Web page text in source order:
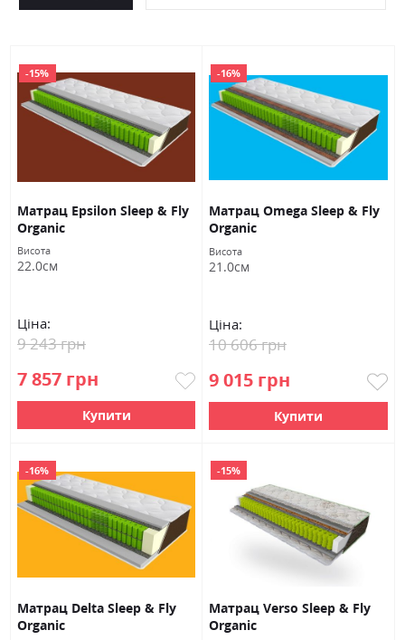
-15%
Матрац Epsilon Sleep & Fly
Organic
Висота
22.0см
Ціна:
7 857 грн
9 243 грн
Купити
-16%
Матрац Omega Sleep & Fly
Organic
Висота
21.0см
Ціна:
9 015 грн
10 606 грн
Купити
-16%
Матрац Delta Sleep & Fly
Organic
-15%
Матрац Verso Sleep & Fly
Organic